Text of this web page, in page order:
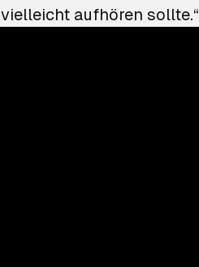
aufhören sollte.“